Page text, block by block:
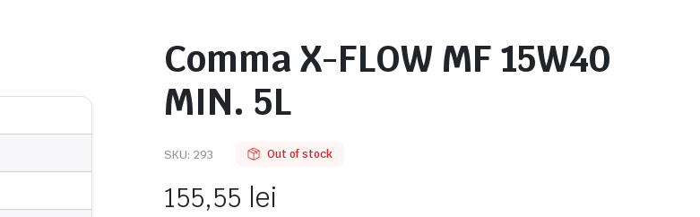
Comma X-FLOW MF 15W40
MIN. 5L
SKU: 293 Out of stock
155,55 lei